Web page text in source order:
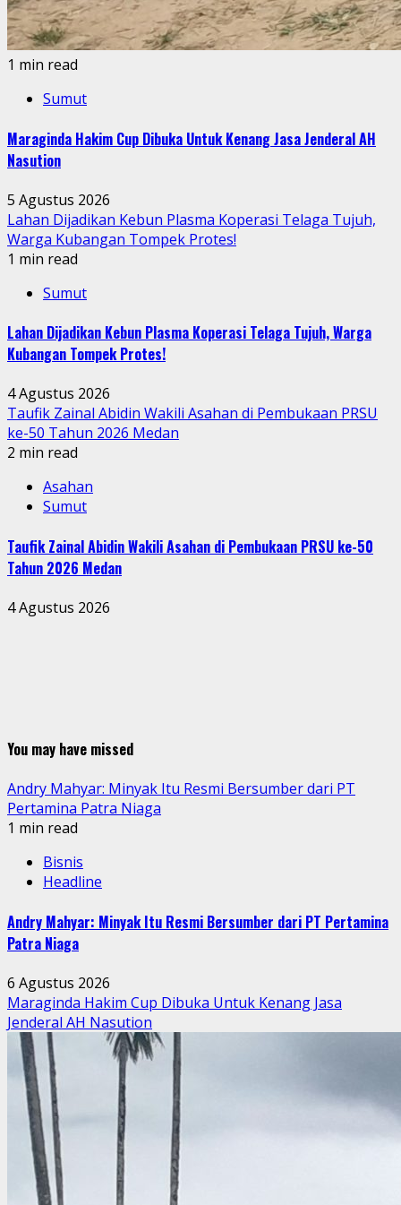
1 min read
Sumut
Maraginda Hakim Cup Dibuka Untuk Kenang Jasa Jenderal AH
Nasution
5 Agustus 2026
Lahan Dijadikan Kebun Plasma Koperasi Telaga Tujuh,
Warga Kubangan Tompek Protes!
1 min read
Sumut
Lahan Dijadikan Kebun Plasma Koperasi Telaga Tujuh, Warga
Kubangan Tompek Protes!
4 Agustus 2026
Taufik Zainal Abidin Wakili Asahan di Pembukaan PRSU
ke-50 Tahun 2026 Medan
2 min read
Asahan
Sumut
Taufik Zainal Abidin Wakili Asahan di Pembukaan PRSU ke-50
Tahun 2026 Medan
4 Agustus 2026
You may have missed
Andry Mahyar: Minyak Itu Resmi Bersumber dari PT
Pertamina Patra Niaga
1 min read
Bisnis
Headline
Andry Mahyar: Minyak Itu Resmi Bersumber dari PT Pertamina
Patra Niaga
6 Agustus 2026
Maraginda Hakim Cup Dibuka Untuk Kenang Jasa
Jenderal AH Nasution